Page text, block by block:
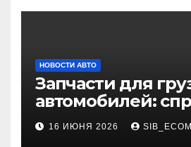
НОВОСТИ АВТО
Запчасти для
автомобилей:
база по
японским
16 ИЮНЯ 2026